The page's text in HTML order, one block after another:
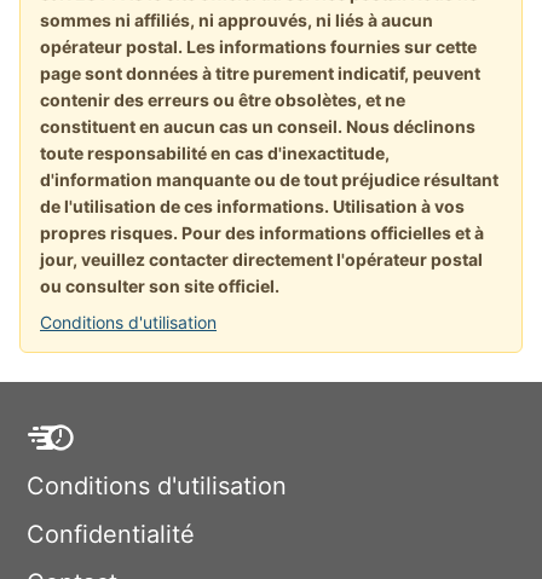
sommes ni affiliés, ni approuvés, ni liés à aucun
opérateur postal. Les informations fournies sur cette
page sont données à titre purement indicatif, peuvent
contenir des erreurs ou être obsolètes, et ne
constituent en aucun cas un conseil. Nous déclinons
toute responsabilité en cas d'inexactitude,
d'information manquante ou de tout préjudice résultant
de l'utilisation de ces informations. Utilisation à vos
propres risques. Pour des informations officielles et à
jour, veuillez contacter directement l'opérateur postal
ou consulter son site officiel.
Conditions d'utilisation
Conditions d'utilisation
Confidentialité